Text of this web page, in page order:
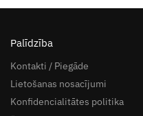
Palīdzība
Kontakti / Piegāde
Lietošanas nosacījumi
Konfidencialitātes politika